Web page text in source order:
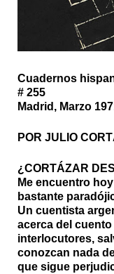
Cuadernos
# 255
Madrid, Marzo
POR JULIO
¿CORTÁZAR
Me encuentro
bastante
Un cuentista
acerca del
interlocutores,
conozcan nada
que sigue